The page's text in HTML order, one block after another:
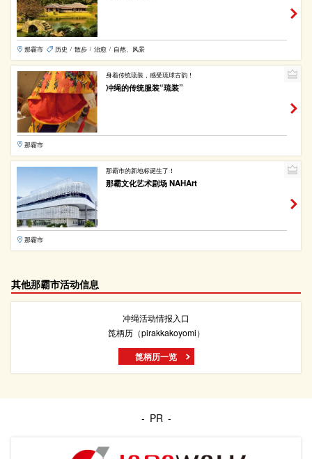
那霸市 历史 / 散步 / 治愈 / 自然、风景
身着传统琉装，感受琉球古韵！
冲绳的传统服装“琉装”
那霸市
那霸市的新地标诞生了！
那霸文化艺术剧场 NAHArt
那霸市
其他那霸市活动信息
冲绳活动情报入口
箆柄历（pirakkakoyomi）
箆柄历一览
PR